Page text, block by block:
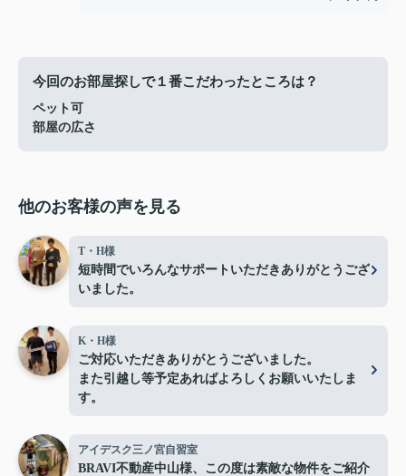
今回のお部屋探しで１番こだわったところは？
ペット可
部屋の広さ
他のお客様の声を見る
T・H様
短時間でいろんなサポートいただきありがとうござ
いました。
K・H様
ご対応いただきありがとうございました。
また引越し等予定あればよろしくお願いいたしま
す。
アイデスク三ノ宮自習室
BRAVI不動産中山様、この度は素敵な物件をご紹介